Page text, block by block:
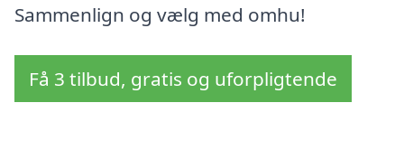
Sammenlign og vælg med omhu!
Få 3 tilbud, gratis og uforpligtende